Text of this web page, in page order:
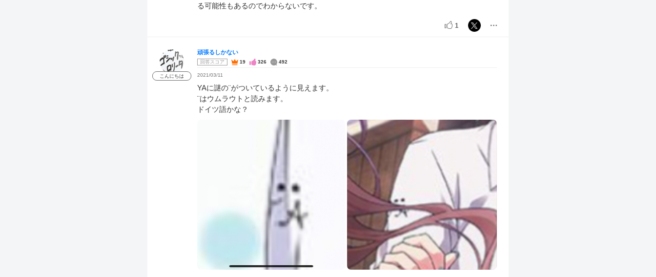
る可能性もあるのでわからないです。
1
こんにちは
頑張るしかない
回答スコア 19 326 492
2021/03/11
YAに謎の¨がついているように見えます。
¨はウムラウトと読みます。
ドイツ語かな？